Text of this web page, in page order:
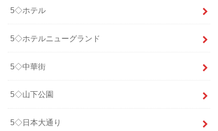
5◇ホテル
5◇ホテルニューグランド
5◇中華街
5◇山下公園
5◇日本大通り